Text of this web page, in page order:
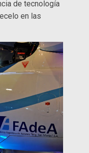
de tecnología
en las